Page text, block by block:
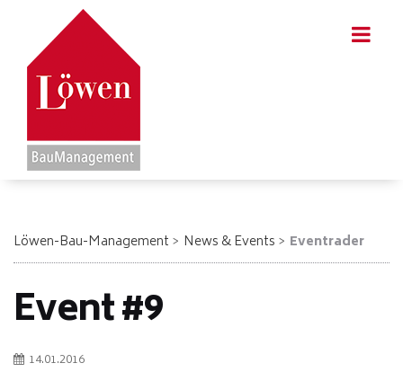
Löwen-Bau-Management News & Events Eventrader
Event #9
14.01.2016